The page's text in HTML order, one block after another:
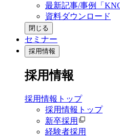
最新記事/事例「
資料ダウンロード
閉じる
セミナー
採用情報
採用情報
採用情報トップ
採用情報トップ
新卒採用
経験者採用